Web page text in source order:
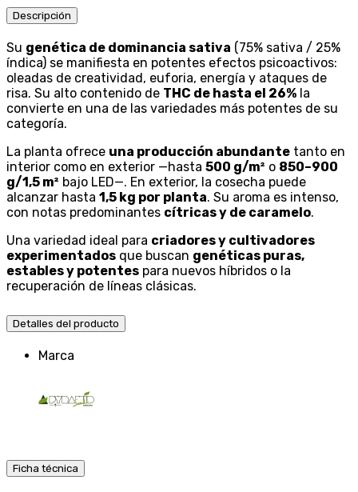
Descripción
Su genética de dominancia sativa (75% sativa / 25%
índica) se manifiesta en potentes efectos psicoactivos:
oleadas de creatividad, euforia, energía y ataques de
risa. Su alto contenido de THC de hasta el 26% la
convierte en una de las variedades más potentes de su
categoría.
La planta ofrece una producción abundante tanto en
interior como en exterior —hasta 500 g/m² o 850–900
g/1,5 m² bajo LED—. En exterior, la cosecha puede
alcanzar hasta 1,5 kg por planta. Su aroma es intenso,
con notas predominantes cítricas y de caramelo.
Una variedad ideal para criadores y cultivadores
experimentados que buscan genéticas puras,
estables y potentes para nuevos híbridos o la
recuperación de líneas clásicas.
Detalles del producto
Marca
Ficha técnica